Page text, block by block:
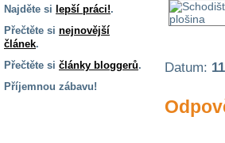
Najděte si lepší práci!.
Přečtěte si nejnovější
článek.
Přečtěte si články bloggerů.
Příjemnou zábavu!
Datum: